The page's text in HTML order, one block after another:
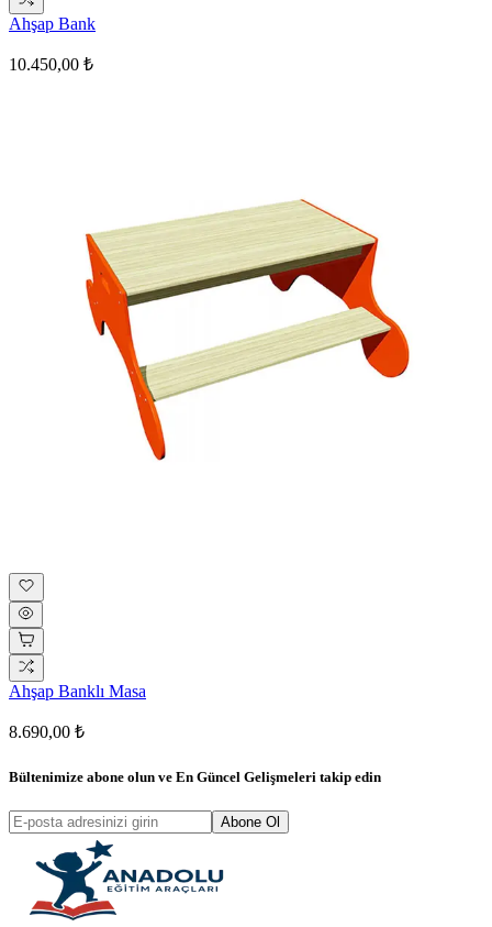
Ahşap Bank
10.450,00 ₺
Ahşap Banklı Masa
8.690,00 ₺
Bültenimize abone olun ve En Güncel Gelişmeleri takip edin
Abone Ol